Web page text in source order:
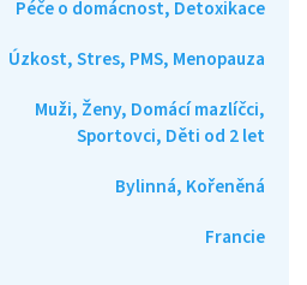
Péče o domácnost, Detoxikace
Úzkost, Stres, PMS, Menopauza
Muži, Ženy, Domácí mazlíčci,
Sportovci, Děti od 2 let
Bylinná, Kořeněná
Francie